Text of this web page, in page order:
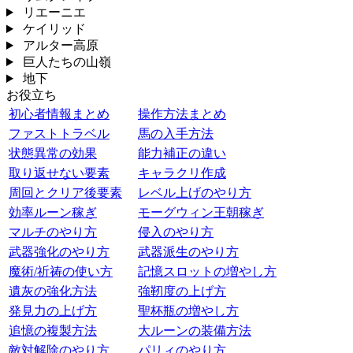
リエーニエ
ケイリッド
アルター高原
巨人たちの山嶺
地下
お役立ち
初心者情報まとめ
操作方法まとめ
ファストトラベル
馬の入手方法
状態異常の効果
能力補正の違い
取り返せない要素
キャラクリ作成
周回とクリア後要素
レベル上げのやり方
効率ルーン稼ぎ
モーグウィン王朝稼ぎ
マルチのやり方
侵入のやり方
武器強化のやり方
武器派生のやり方
魔術/祈祷の使い方
記憶スロットの増やし方
遺灰の強化方法
強靭度の上げ方
発見力の上げ方
聖杯瓶の増やし方
追憶の複製方法
大ルーンの装備方法
敵対解除のやり方
パリィのやり方